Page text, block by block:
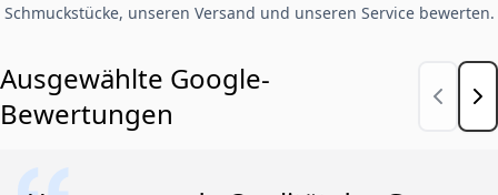
Schmuckstücke, unseren Versand und unseren Service bewerten.
Ausgewählte Google-
Bewertungen